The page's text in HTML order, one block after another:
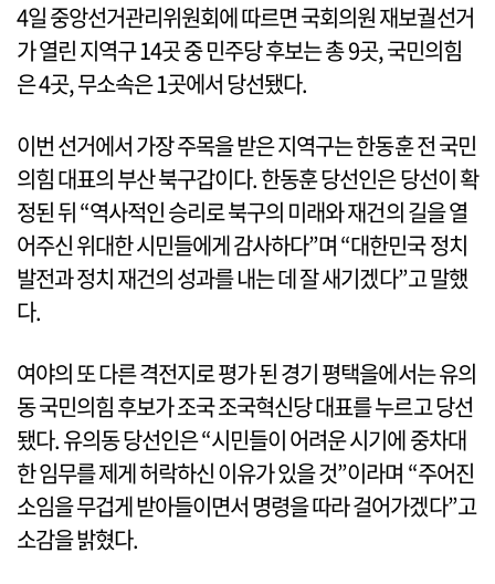
4일 중앙선거관리위원회에 따르면 국회의원 재보궐선거
가 열린 지역구 14곳 중 민주당 후보는 총 9곳, 국민의힘
은 4곳, 무소속은 1곳에서 당선됐다.
이번 선거에서 가장 주목을 받은 지역구는 한동훈 전 국민
의힘 대표의 부산 북구갑이다. 한동훈 당선인은 당선이 확
정된 뒤 “역사적인 승리로 북구의 미래와 재건의 길을 열
어주신 위대한 시민들에게 감사하다”며 “대한민국 정치
발전과 정치 재건의 성과를 내는 데 잘 새기겠다”고 말했
다.
여야의 또 다른 격전지로 평가 된 경기 평택을에서는 유의
동 국민의힘 후보가 조국 조국혁신당 대표를 누르고 당선
됐다. 유의동 당선인은 “시민들이 어려운 시기에 중차대
한 임무를 제게 허락하신 이유가 있을 것”이라며 “주어진
소임을 무겁게 받아들이면서 명령을 따라 걸어가겠다”고
소감을 밝혔다.